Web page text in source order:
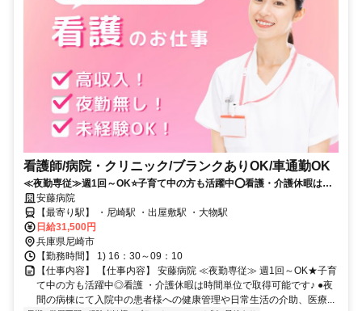
看護師/病院・クリニック/ブランクありOK/車通勤OK
≪夜勤専従≫週1回～OK⭐子育て中の方も活躍中⭕看護・介護休暇は時
間単位で取得可能です✨
安藤病院
【最寄り駅】 ・尼崎駅 ・出屋敷駅 ・大物駅
日給31,500円
兵庫県尼崎市
【勤務時間】 1) 16：30～09：10
【仕事内容】 【仕事内容】 安藤病院 ≪夜勤専従≫ 週1回～OK★子育
て中の方も活躍中◎看護 ・介護休暇は時間単位で取得可能です♪ ●夜
間の病棟にて入院中の患者様への健康管理や日常生活の介助、医療...